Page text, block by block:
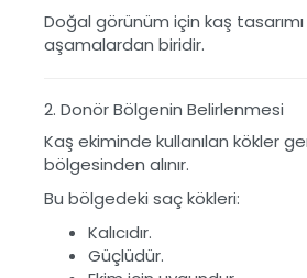
Doğal görünüm için kaş
aşamalardan biridir.
2. Donör Bölgenin Belirlenmesi
Kaş ekiminde kullanılan kökler
bölgesinden alınır.
Bu bölgedeki saç kökleri:
Kalıcıdır.
Güçlüdür.